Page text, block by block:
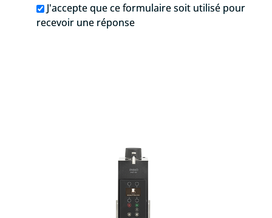
J'accepte que ce formulaire soit utilisé pour
recevoir une réponse